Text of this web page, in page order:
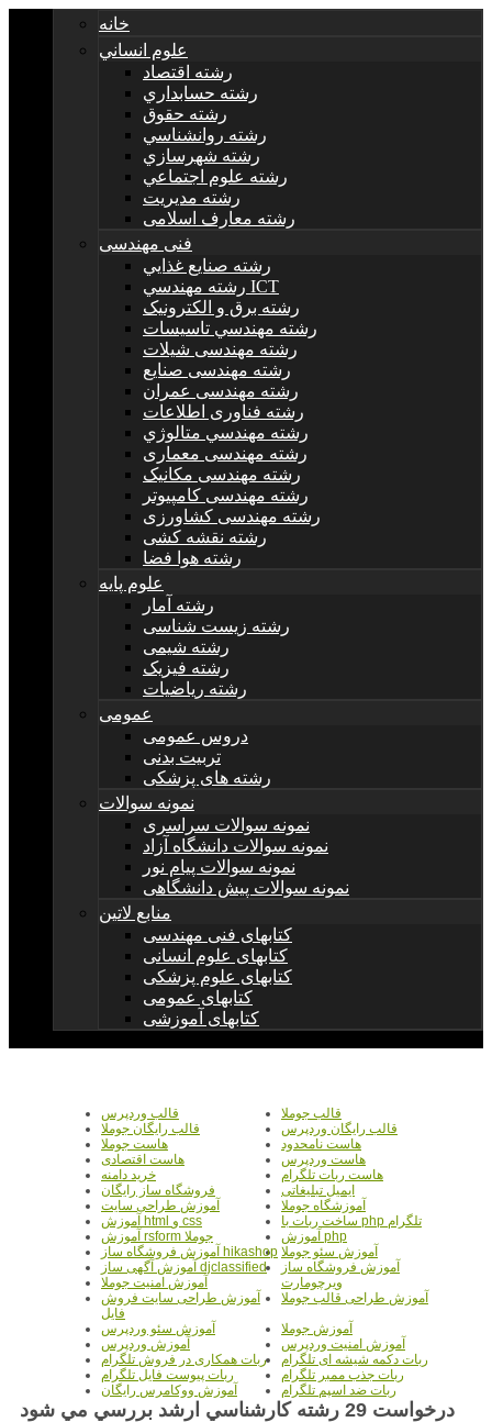
خانه
علوم انساني
رشته اقتصاد
رشته حسابداري
رشته حقوق
رشته روانشناسي
رشته شهرسازي
رشته علوم اجتماعي
رشته مديريت
رشته معارف اسلامی
فنی مهندسی
رشته صنايع غذايي
رشته مهندسي ICT
رشته برق و الکترونيک
رشته مهندسي تاسيسات
رشته مهندسی شیلات
رشته مهندسی صنایع
رشته مهندسی عمران
رشته فناوری اطلاعات
رشته مهندسي متالوژي
رشته مهندسی معماری
رشته مهندسی مکانیک
رشته مهندسی کامپیوتر
رشته مهندسی کشاورزی
رشته نقشه کشی
رشته هوا فضا
علوم پایه
رشته آمار
رشته زیست شناسی
رشته شیمی
رشته فیزیک
رشته ریاضیات
عمومی
دروس عمومی
تربیت بدنی
رشته های پزشکی
نمونه سوالات
نمونه سوالات سراسری
نمونه سوالات دانشگاه آزاد
نمونه سوالات پیام نور
نمونه سوالات پیش دانشگاهی
منابع لاتین
کتابهای فنی مهندسی
کتابهای علوم انسانی
کتابهای علوم پزشکی
کتابهای عمومی
کتابهای آموزشی
قالب جوملا
قالب وردپرس
قالب رایگان وردپرس
قالب رایگان جوملا
هاست نامحدود
هاست جوملا
هاست وردپرس
هاست اقتصادی
هاست ربات تلگرام
خرید دامنه
ایمیل تبلیغاتی
فروشگاه ساز رایگان
آموزشگاه جوملا
آموزش طراحی سایت
ساخت ربات با php تلگرام
آموزش html و css
آموزش php
آموزش rsform جوملا
آموزش سئو جوملا آموزش فروشگاه ساز hikashop
آموزش فروشگاه ساز
ویرچومارت
آموزش آگهی ساز djclassified
آموزش امنیت جوملا
آموزش طراحی قالب جوملا
آموزش طراحی سایت فروش
فایل
آموزش جوملا
آموزش سئو وردپرس
آموزش امنیت وردپرس
آموزش وردپرس
ربات دکمه شیشه ای تلگرام
ربات همکاری در فروش تلگرام
ربات جذب ممبر تلگرام
ربات پیوست فایل تلگرام
ربات ضد اسپم تلگرام
آموزش ووکامرس رایگان
درخواست 29 رشته کارشناسي ارشد بررسي مي شود